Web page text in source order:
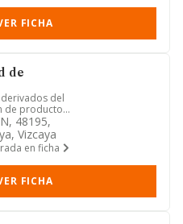
FICHA
de
del
de productos
48195,
Vizcaya
en ficha
FICHA